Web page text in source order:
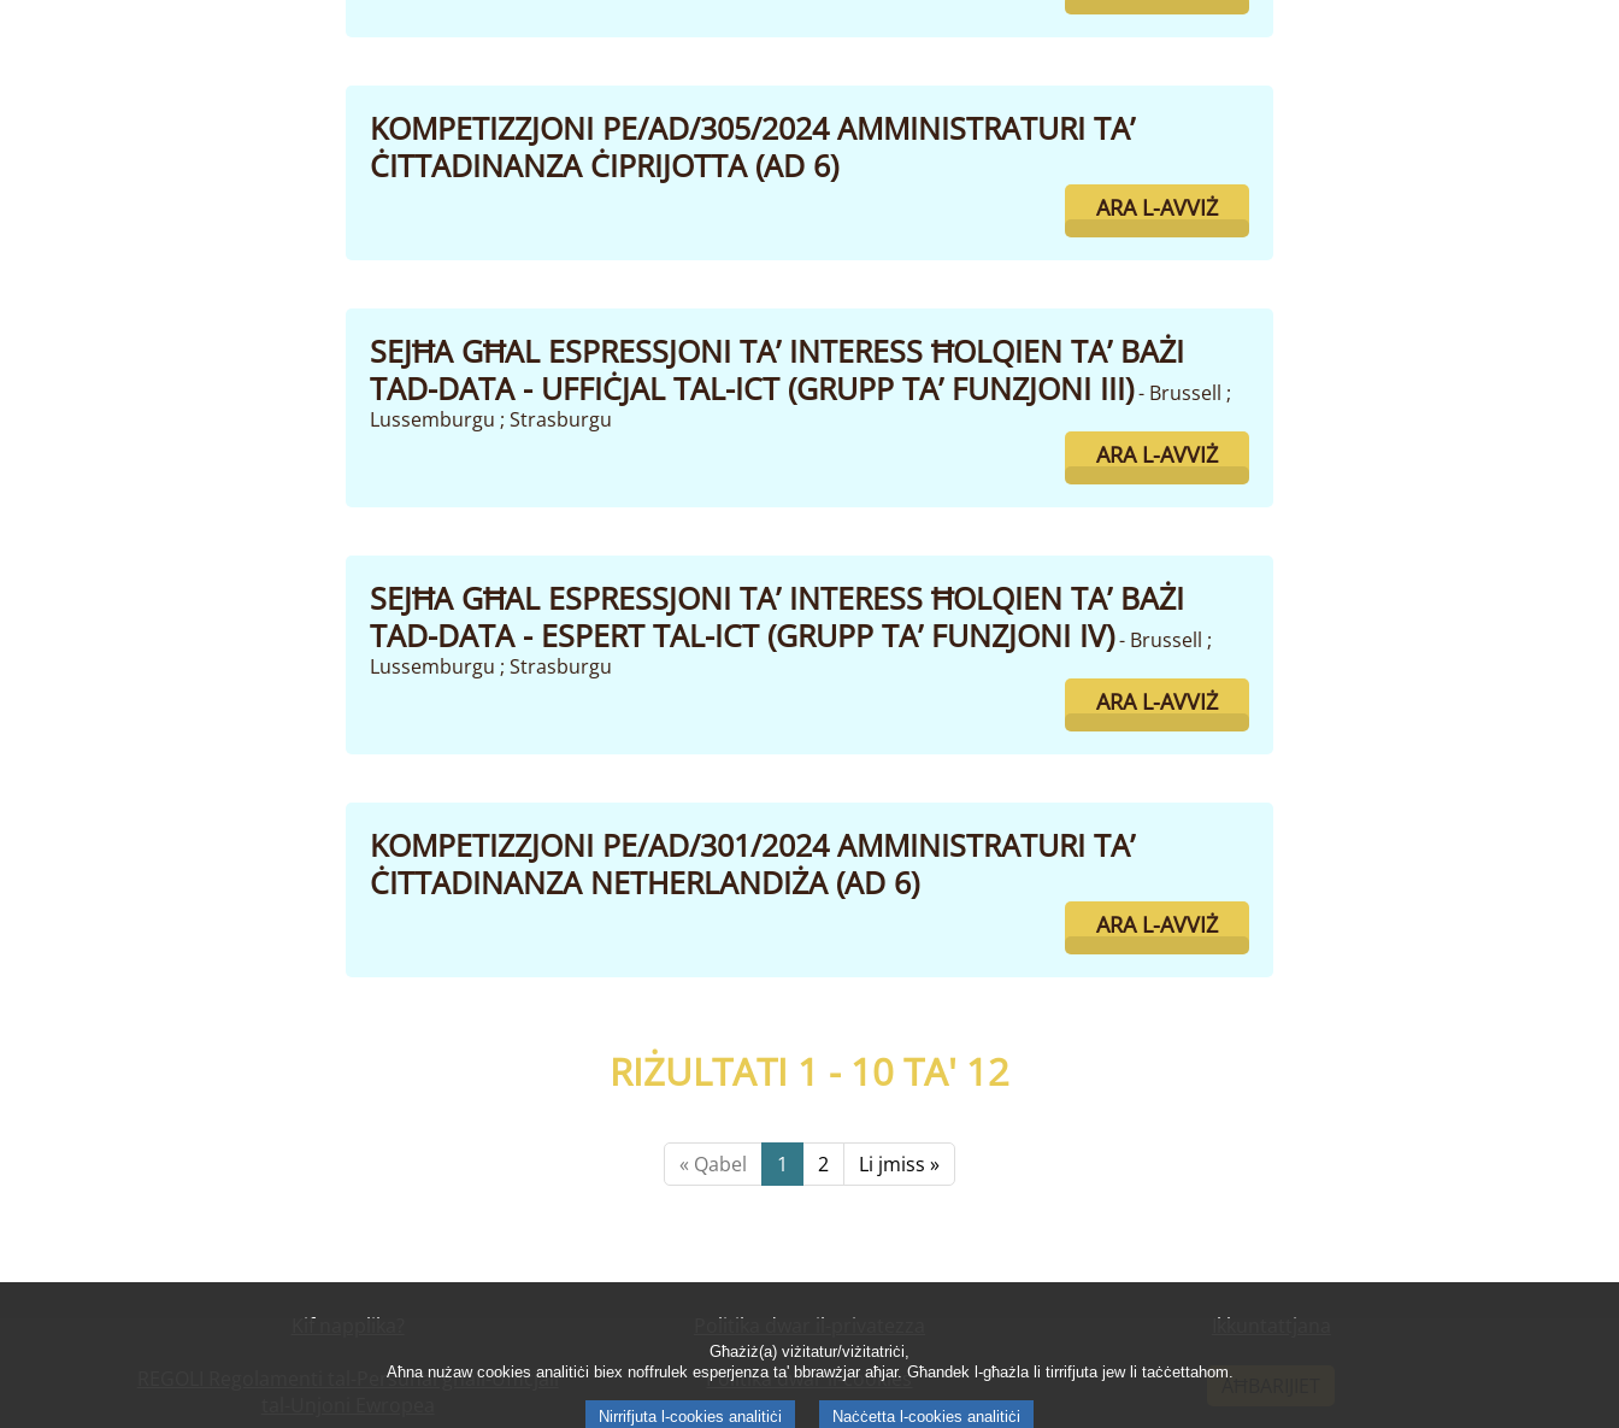
Għażiż(a) viżitatur/viżitatriċi,
Aħna nużaw cookies analitiċi biex noffrulek esperjenza ta' bbrawżjar aħjar. Għandek l-għażla li tirrifjuta jew li taċċettahom.
Nirrifjuta l-cookies analitiċi Naċċetta l-cookies analitiċi
KOMPETIZZJONI PE/AD/305/2024 AMMINISTRATURI TA’
ĊITTADINANZA ĊIPRIJOTTA (AD 6)
ARA L-AVVIŻ
SEJĦA GĦAL ESPRESSJONI TA’ INTERESS ĦOLQIEN TA’ BAŻI
TAD-DATA - UFFIĊJAL TAL-ICT (GRUPP TA’ FUNZJONI III)- Brussell ;
Lussemburgu ; Strasburgu
ARA L-AVVIŻ
SEJĦA GĦAL ESPRESSJONI TA’ INTERESS ĦOLQIEN TA’ BAŻI
TAD-DATA - ESPERT TAL-ICT (GRUPP TA’ FUNZJONI IV)- Brussell ;
Lussemburgu ; Strasburgu
ARA L-AVVIŻ
KOMPETIZZJONI PE/AD/301/2024 AMMINISTRATURI TA’
ĊITTADINANZA NETHERLANDIŻA (AD 6)
ARA L-AVVIŻ
RIŻULTATI 1 - 10 TA' 12
« Qabel 1 2 Li jmiss »
Kif napplika?
REGOLI Regolamenti tal-Persunal għall-Uffiċjali
Politika dwar il-privatezza
Politika dwar il-cookies
Ikkuntattjana
AĦBARIJIET